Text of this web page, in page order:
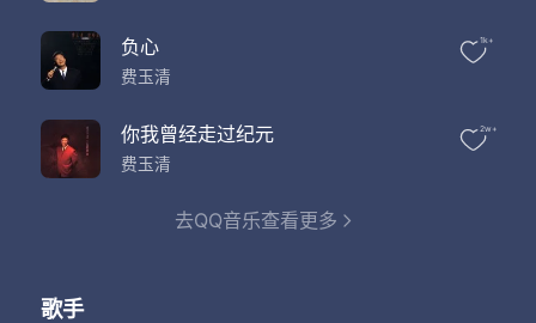
负心
费玉清
1k+
你我曾经走过纪元
费玉清
2w+
去QQ音乐查看更多
歌手